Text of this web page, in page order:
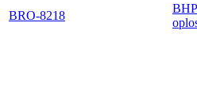
BRO-8218